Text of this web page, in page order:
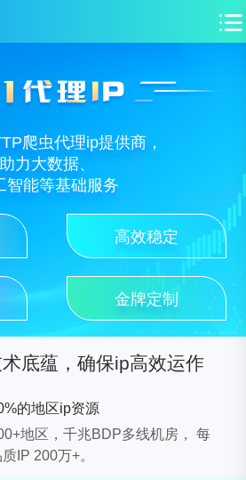
爬虫代理ip提供商，
助力大数据、
智能等基础服务
高效稳定
金牌定制
底蕴，确保ip高效运作
的地区ip资源
地区，千兆BDP多线机房， 每
IP 200万+。